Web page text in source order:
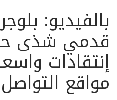
بالفيديو:
قدمي شذى
إنتقادات
مواقع التواصل